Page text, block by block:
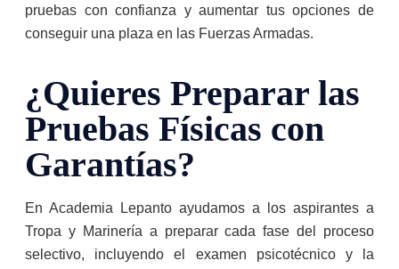
pruebas con confianza y aumentar tus opciones de
conseguir una plaza en las Fuerzas Armadas.
¿Quieres Preparar las
Pruebas Físicas con
Garantías?
En Academia Lepanto ayudamos a los aspirantes a
Tropa y Marinería a preparar cada fase del proceso
selectivo, incluyendo el examen psicotécnico y la